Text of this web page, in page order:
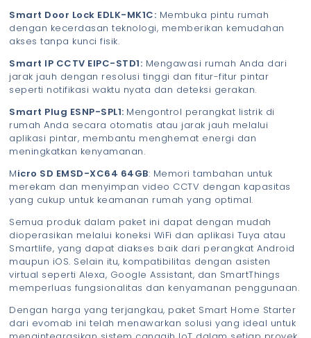
Smart Door Lock EDLK-MK1C: Membuka pintu rumah
dengan kecerdasan teknologi, memberikan kemudahan
akses tanpa kunci fisik.
Smart IP CCTV EIPC-STD1: Mengawasi rumah Anda dari
jarak jauh dengan resolusi tinggi dan fitur-fitur pintar
seperti notifikasi waktu nyata dan deteksi gerakan.
Smart Plug ESNP-SPL1: Mengontrol perangkat listrik di
rumah Anda secara otomatis atau jarak jauh melalui
aplikasi pintar, membantu menghemat energi dan
meningkatkan kenyamanan.
Micro SD EMSD-XC64 64GB: Memori tambahan untuk
merekam dan menyimpan video CCTV dengan kapasitas
yang cukup untuk keamanan rumah yang optimal.
Semua produk dalam paket ini dapat dengan mudah
dioperasikan melalui koneksi WiFi dan aplikasi Tuya atau
Smartlife, yang dapat diakses baik dari perangkat Android
maupun iOS. Selain itu, kompatibilitas dengan asisten
virtual seperti Alexa, Google Assistant, dan SmartThings
memperluas fungsionalitas dan kenyamanan penggunaan.
Dengan harga yang terjangkau, paket Smart Home Starter
dari evomab ini telah menawarkan solusi yang ideal untuk